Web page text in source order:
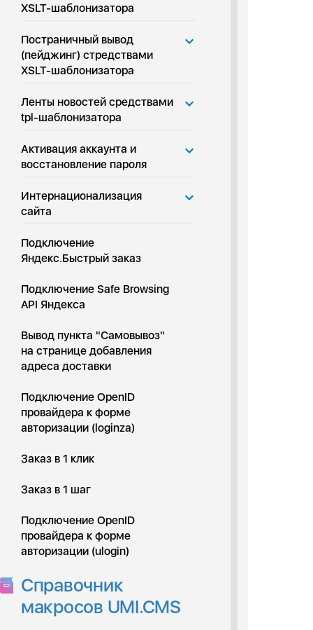
XSLT-шаблонизатора
Постраничный вывод
(пейджинг) стредствами
XSLT-шаблонизатора
Ленты новостей средствами
tpl-шаблонизатора
Активация аккаунта и
восстановление пароля
Интернационализация
сайта
Подключение
Яндекс.Быстрый заказ
Подключение Safe Browsing
API Яндекса
Вывод пункта "Самовывоз"
на странице добавления
адреса доставки
Подключение OpenID
провайдера к форме
авторизации (loginza)
Заказ в 1 клик
Заказ в 1 шаг
Подключение OpenID
провайдера к форме
авторизации (ulogin)
Справочник
макросов UMI.CMS